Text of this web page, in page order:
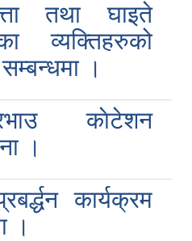
तथा घाइते
व्यक्तिहरुको
।
काेटेशन
।
कार्यक्रम
।